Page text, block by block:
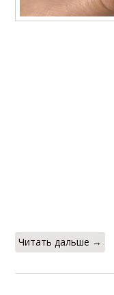
Читать дальше →